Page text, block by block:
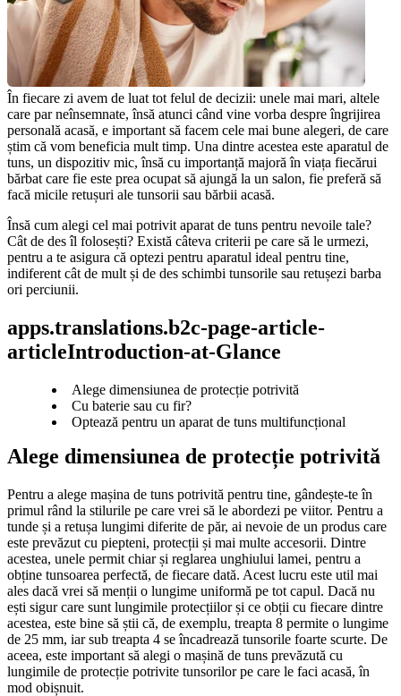
În fiecare zi avem de luat tot felul de decizii: unele mai mari, altele
care par neînsemnate, însă atunci când vine vorba despre îngrijirea
personală acasă, e important să facem cele mai bune alegeri, de care
știm că vom beneficia mult timp. Una dintre acestea este aparatul de
tuns, un dispozitiv mic, însă cu importanță majoră în viața fiecărui
bărbat care fie este prea ocupat să ajungă la un salon, fie preferă să
facă micile retușuri ale tunsorii sau bărbii acasă.
Însă cum alegi cel mai potrivit aparat de tuns pentru nevoile tale?
Cât de des îl folosești? Există câteva criterii pe care să le urmezi,
pentru a te asigura că optezi pentru aparatul ideal pentru tine,
indiferent cât de mult și de des schimbi tunsorile sau retușezi barba
ori perciunii.
apps.translations.b2c-page-article-
articleIntroduction-at-Glance
Alege dimensiunea de protecție potrivită
Cu baterie sau cu fir?
Optează pentru un aparat de tuns multifuncțional
Alege dimensiunea de protecție potrivită
Pentru a alege mașina de tuns potrivită pentru tine, gândește-te în
primul rând la stilurile pe care vrei să le abordezi pe viitor. Pentru a
tunde și a retușa lungimi diferite de păr, ai nevoie de un produs care
este prevăzut cu piepteni, protecții și mai multe accesorii. Dintre
acestea, unele permit chiar și reglarea unghiului lamei, pentru a
obține tunsoarea perfectă, de fiecare dată. Acest lucru este util mai
ales dacă vrei să menții o lungime uniformă pe tot capul. Dacă nu
ești sigur care sunt lungimile protecțiilor și ce obții cu fiecare dintre
acestea, este bine să știi că, de exemplu, treapta 8 permite o lungime
de 25 mm, iar sub treapta 4 se încadrează tunsorile foarte scurte. De
aceea, este important să alegi o mașină de tuns prevăzută cu
lungimile de protecție potrivite tunsorilor pe care le faci acasă, în
mod obișnuit.